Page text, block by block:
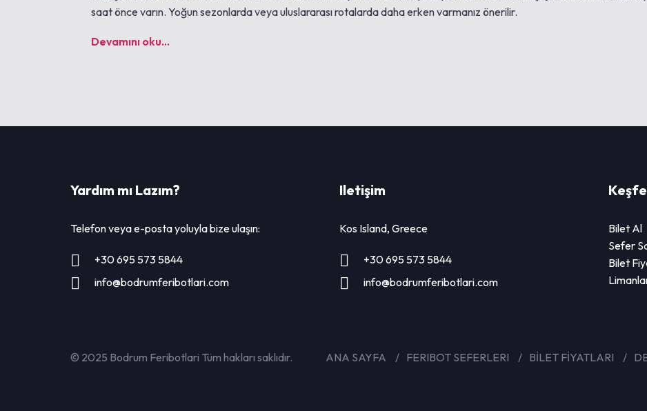
saat önce varın. Yoğun sezonlarda veya uluslararası rotalarda daha erken varmanız önerilir.
Devamını oku...
Yardım mı Lazım?
Telefon veya e-posta yoluyla bize ulaşın:
+30 695 573 5844
info@bodrumferibotlari.com
Iletişim
Kos Island, Greece
+30 695 573 5844
info@bodrumferibotlari.com
Bilet Al
Sefer
Bilet
ANA SAYFA FERIBOT SEFERLERI BİLET FİYATLARI
© 2025 Bodrum Feribotlari Tüm hakları saklıdır.